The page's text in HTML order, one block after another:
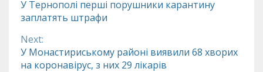
Reading
У Тернополі перші порушники карантину
заплатять штрафи
Next:
У Монастириському районі виявили 68 хворих
на коронавірус, з них 29 лікарів